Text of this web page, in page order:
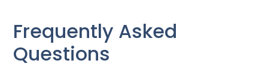
Frequently Asked
Questions